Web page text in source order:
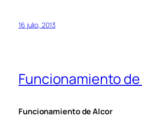
16 julio, 2013
Funcionamiento
Funcionamiento de Alcor